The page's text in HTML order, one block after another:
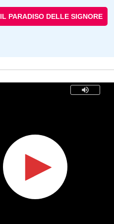
IL PARADISO DELLE SIGNORE